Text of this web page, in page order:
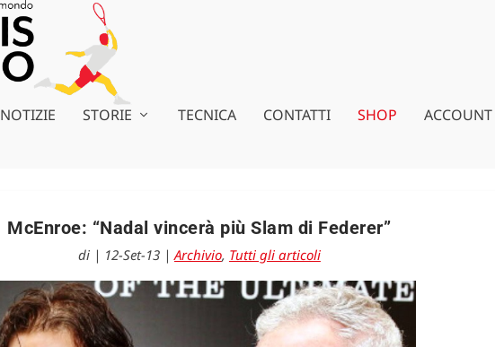
NOTIZIE STORIE TECNICA CONTATTI SHOP ACCOUNT
McEnroe: “Nadal vincerà più Slam di Federer”
di | 12-Set-13|Archivio, Tutti gli articoli